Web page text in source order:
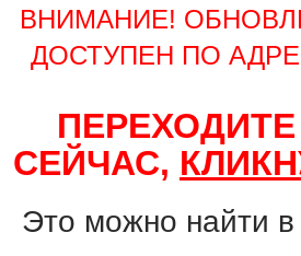
ВНИМАНИЕ!
ДОСТУПЕН ПО
СЕЙЧАС,
Это можно найти в